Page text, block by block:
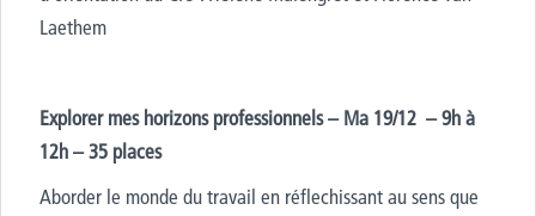
Laethem
Explorer mes horizons professionnels– Ma 19/12 – 9h à
12h – 35 places
Aborder le monde du travail en réflechissant au sens que